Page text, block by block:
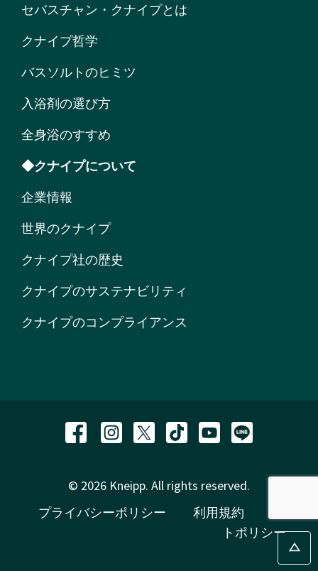
セバスチャン・クナイプとは
クナイプ哲学
バスソルトのヒミツ
入浴剤の選び方
全身浴のすすめ
◆クナイプについて
企業情報
世界のクナイプ
クナイプ社の歴史
クナイプのサステナビリティ
クナイプのコンプライアンス
© 2026 Kneipp. All rights reserved.
プライバシーポリシー
利用規約
トポリシー